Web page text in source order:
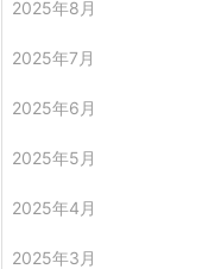
2025年8月
2025年7月
2025年6月
2025年5月
2025年4月
2025年3月